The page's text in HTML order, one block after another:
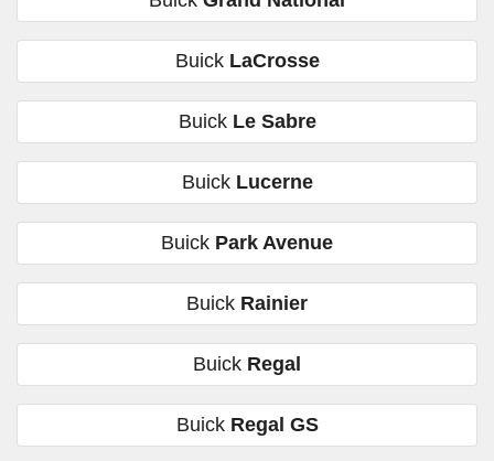
Buick LaCrosse
Buick Le Sabre
Buick Lucerne
Buick Park Avenue
Buick Rainier
Buick Regal
Buick Regal GS